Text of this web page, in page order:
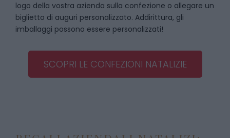
logo della vostra azienda sulla confezione o allegare un
biglietto di auguri personalizzato. Addirittura, gli
imballaggi possono essere personalizzati!
SCOPRI LE CONFEZIONI NATALIZIE